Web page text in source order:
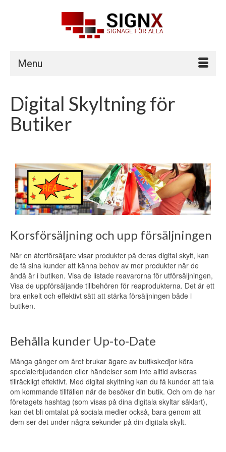
Menu
Digital Skyltning för
Butiker
Korsförsäljning och upp försäljningen
När en återförsäljare visar produkter på deras digital skylt, kan
de få sina kunder att känna behov av mer produkter när de
ändå är i butiken. Visa de listade reavarorna för utförsäljningen,
Visa de uppförsäljande tillbehören för reaprodukterna. Det är ett
bra enkelt och effektivt sätt att stärka försäljningen både i
butiken.
Behålla kunder Up-to-Date
Många gånger om året brukar ägare av butikskedjor köra
specialerbjudanden eller händelser som inte alltid aviseras
tillräckligt effektivt. Med digital skyltning kan du få kunder att tala
om kommande tillfällen när de besöker din butik. Och om de har
företagets hashtag (som visas på dina digitala skyltar såklart),
kan det bli omtalat på sociala medier också, bara genom att
dem ser det under några sekunder på din digitala skylt.